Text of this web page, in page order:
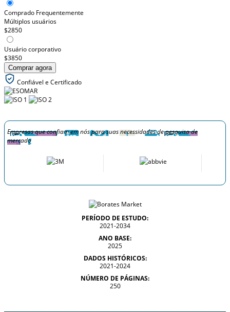
Comprado Frequentemente
Múltiplos usuários
$2850
Usuário corporativo
$3850
Comprar agora
Confiável e Certificado
Empresas que confiam em nós para suas necessidades de pesquisa de
mercado
PERÍODO DE ESTUDO:
2021-2034
ANO BASE:
2025
DADOS HISTÓRICOS:
2021-2024
NÚMERO DE PÁGINAS:
250